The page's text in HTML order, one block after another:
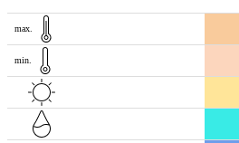
max.
min.